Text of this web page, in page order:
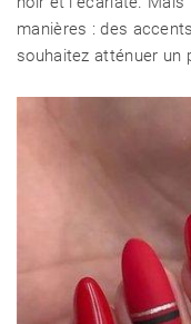
manières : des
souhaitez atténuer un